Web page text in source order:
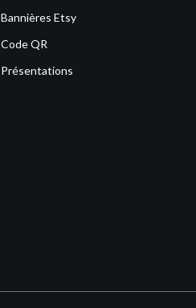
Bannières Etsy
Code QR
Présentations